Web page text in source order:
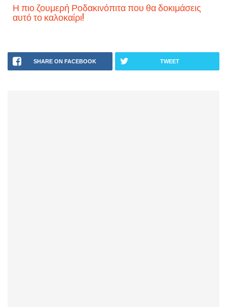
Η πιο ζουμερή Ροδακινόπιτα που θα δοκιμάσεις
αυτό το καλοκαίρι!
SHARE ON FACEBOOK TWEET